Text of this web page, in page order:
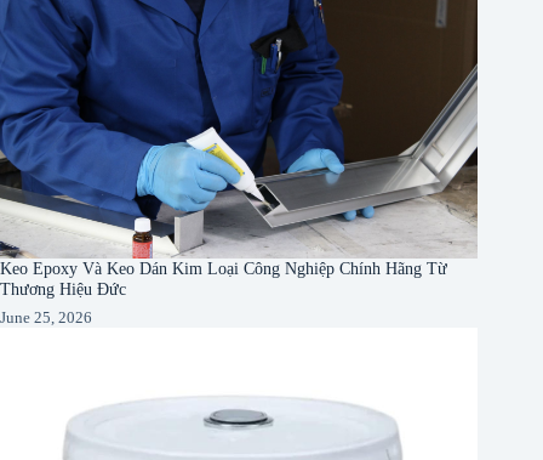
Keo Epoxy Và Keo Dán Kim Loại Công Nghiệp Chính Hãng Từ
Thương Hiệu Đức
June 25, 2026